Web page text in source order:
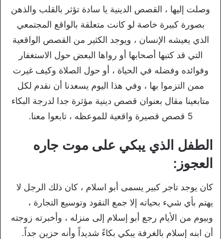
وصلت إليها ، القصص الدينية يا سادة تؤثر بالقلب والذهن
بصورة كبيرة خاصة لو كانت متعلقة بالواقع المجتمعي
الذي يعيشه الإنسان ، ويوجد الكثير من القصص الواقعية
التي قد كتبها أصحابها أو رواها البعض حول الاستغفار
وفوائده وفضله في الحياة ، أو حول الصلاة وكيف غيرت
ممن التزموا بها ، وفي هذا اليوم يسعدنا أن نقدم لكل
متابعينا مقال بعنوان قصص دينية مؤثرة جدا لدرجة البكاء
5 قصص قصيرة واقعية للموعظه ، تابعوا معنا.
الطفل الذي يبكي على موت جاره
العجوز:
كان يوجد تاجر كبير يسمى أبو اسلام ، كان ذلك الرجل لا
يهتم بأي شيء بحياته إلا جمع النقود وتوسيع التجارة ،
وبيوم من الأيام رجع أبو إسلام إلى منزله ، وأخبرته زوجته
أن ابنه إسلام بالغرفة يبكي بكاءً شديداً وأنه حزين جداً.